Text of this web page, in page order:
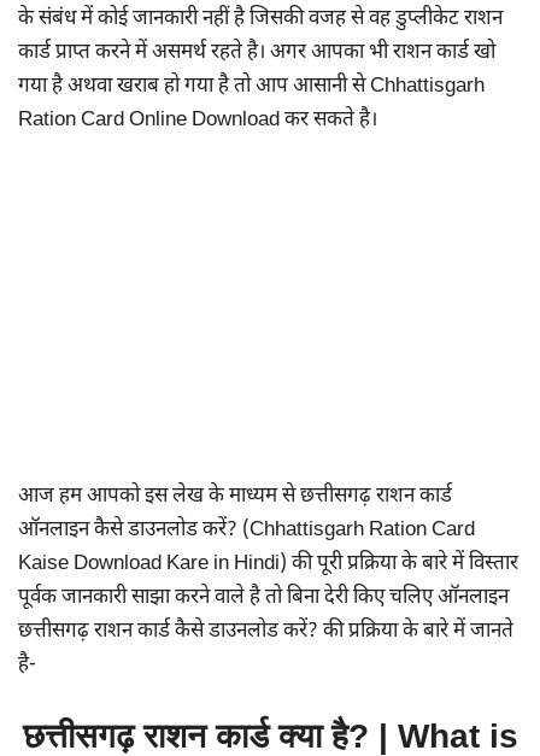
के संबंध में कोई जानकारी नहीं है जिसकी वजह से वह डुप्लीकेट राशन
कार्ड प्राप्त करने में असमर्थ रहते है। अगर आपका भी राशन कार्ड खो
गया है अथवा खराब हो गया है तो आप आसानी से Chhattisgarh
Ration Card Online Download कर सकते है।
आज हम आपको इस लेख के माध्यम से छत्तीसगढ़ राशन कार्ड
ऑनलाइन कैसे डाउनलोड करें? (Chhattisgarh Ration Card
Kaise Download Kare in Hindi) की पूरी प्रक्रिया के बारे में विस्तार
पूर्वक जानकारी साझा करने वाले है तो बिना देरी किए चलिए ऑनलाइन
छत्तीसगढ़ राशन कार्ड कैसे डाउनलोड करें? की प्रक्रिया के बारे में जानते
है-
छत्तीसगढ़ राशन कार्ड क्या है? | What is